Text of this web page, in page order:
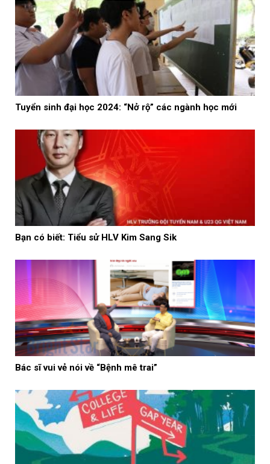
Tuyển sinh đại học 2024: “Nở rộ” các ngành học mới
Bạn có biết: Tiểu sử HLV Kim Sang Sik
Bác sĩ vui vẻ nói về “Bệnh mê trai”